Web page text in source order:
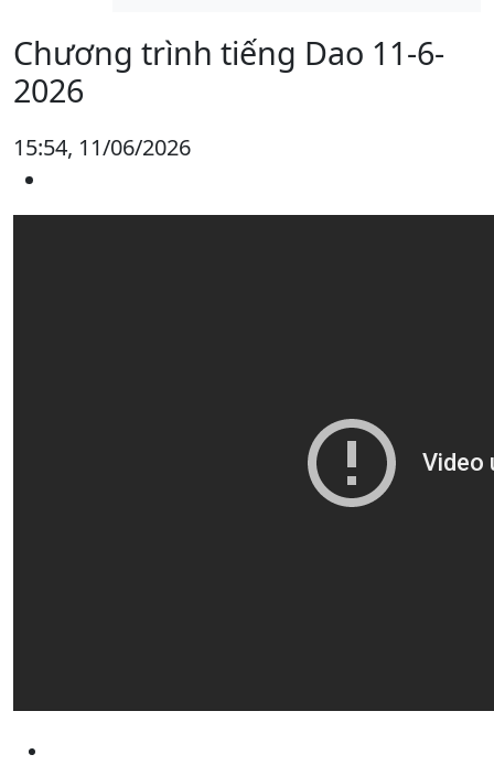
Chương trình tiếng Dao 11-6-
2026
15:54, 11/06/2026